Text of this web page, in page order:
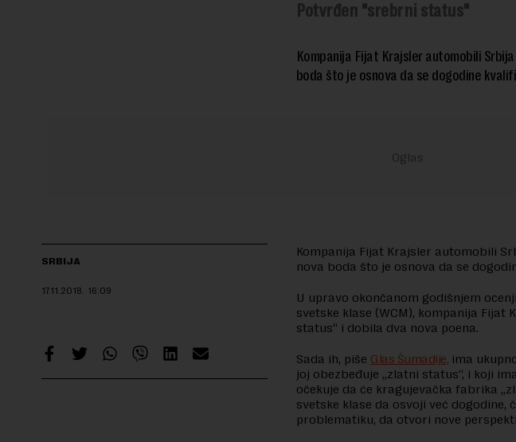
Potvrđen "srebrni status"
Kompanija Fijat Krajsler automobili
boda što je osnova da se dogodine
SRBIJA
17.11.2018. 16:09
Kompanija Fijat Krajsler automobili
nova boda što je osnova da se
U upravo okončanom godišnjem
svetske klase (WCM), kompanija
status“ i dobila dva nova poena.
Sada ih, piše Glas Šumadije, ima
joj obezbeđuje „zlatni status“, i koji
očekuje da će kragujevačka fabrika
svetske klase da osvoji već dogodine,
problematiku, da otvori nove